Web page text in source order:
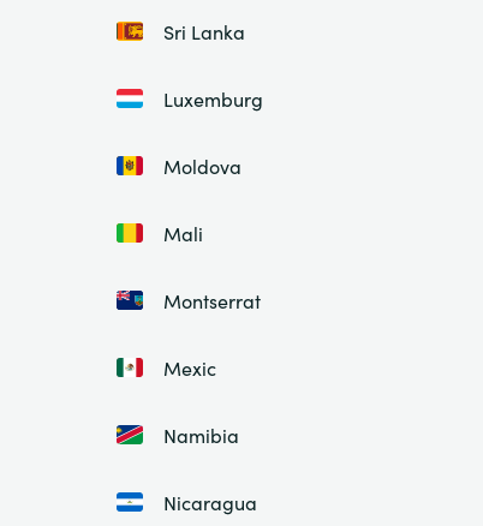
Sri Lanka
Luxemburg
Moldova
Mali
Montserrat
Mexic
Namibia
Nicaragua